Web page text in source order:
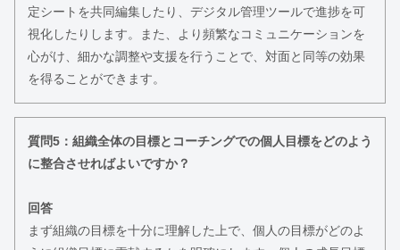
定シートを共同編集したり、デジタル管理ツールで進捗を可
視化したりします。また、より頻繁なコミュニケーションを
心がけ、細かな調整や支援を行うことで、対面と同等の効果
を得ることができます。
質問5：組織全体の目標とコーチングでの個人目標をどのよう
に整合させればよいですか？
回答
まず組織の目標を十分に理解した上で、個人の目標がどのよ